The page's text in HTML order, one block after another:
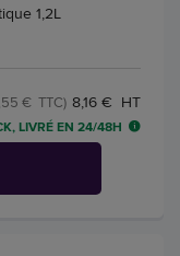
1,2L
8,16 € HT
€ TTC)
LIVRÉ EN 24/48H